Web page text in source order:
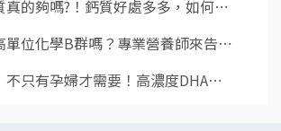
真的夠嗎?！鈣質好處多多，如何⋯
單位化學B群嗎？專業營養師來告⋯
不只有孕婦才需要！高濃度DHA⋯